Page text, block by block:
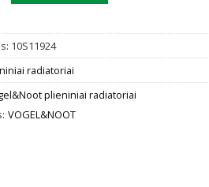
10S11924
radiatoriai
plieniniai radiatoriai
VOGEL&NOOT